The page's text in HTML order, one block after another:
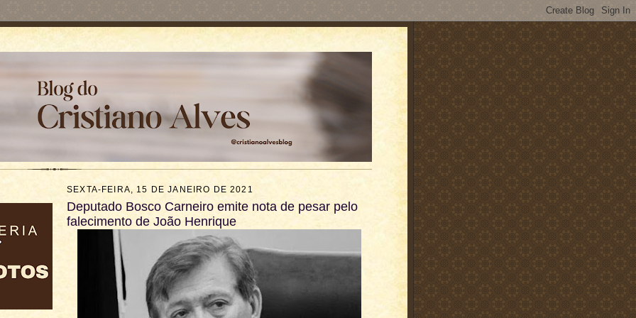
SEXTA-FEIRA, 15 DE JANEIRO DE 2021
Deputado Bosco Carneiro emite nota de pesar pelo
falecimento de João Henrique